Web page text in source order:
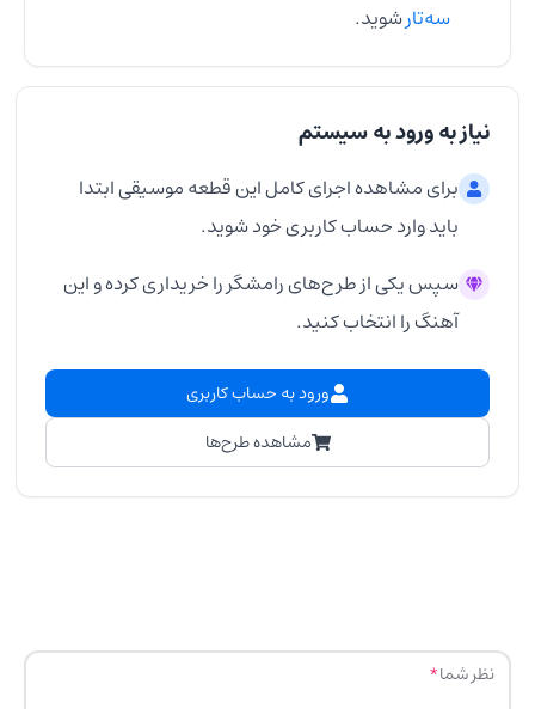
سه‌تارشوید.
نیاز به ورود به سیستم
برای مشاهده اجرای کامل این قطعه موسیقی ابتدا
باید وارد حساب کاربری خود شوید.
سپس یکی از طرح‌های رامشگر را خریداری کرده و این
آهنگ را انتخاب کنید.
ورود به حساب کاربری
مشاهده طرح‌ها
نظر شما